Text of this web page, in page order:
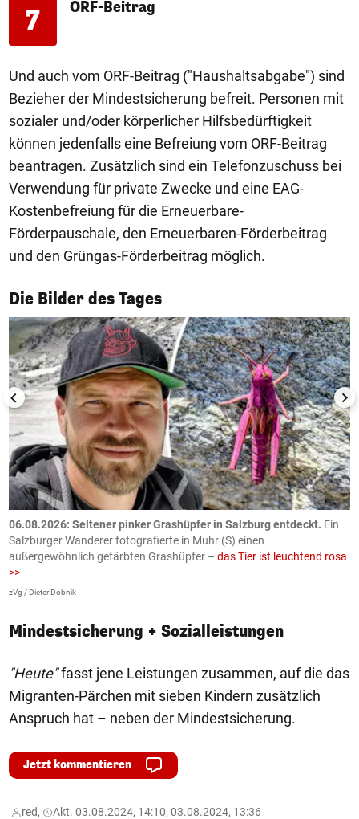
7 ORF-Beitrag
Und auch vom ORF-Beitrag ("Haushaltsabgabe") sind
Bezieher der Mindestsicherung befreit. Personen mit
sozialer und/oder körperlicher Hilfsbedürftigkeit
können jedenfalls eine Befreiung vom ORF-Beitrag
beantragen. Zusätzlich sind ein Telefonzuschuss bei
Verwendung für private Zwecke und eine EAG-
Kostenbefreiung für die Erneuerbare-
Förderpauschale, den Erneuerbaren-Förderbeitrag
und den Grüngas-Förderbeitrag möglich.
Die Bilder des Tages
1/50
06.08.2026: Seltener pinker Grashüpfer in Salzburg entdeckt. Ein
Salzburger Wanderer fotografierte in Muhr (S) einen
außergewöhnlich gefärbten Grashüpfer – das Tier ist leuchtend rosa
>>
zVg / Dieter Dobnik
Mindestsicherung + Sozialleistungen
"Heute"fasst jene Leistungen zusammen, auf die das
Migranten-Pärchen mit sieben Kindern zusätzlich
Anspruch hat – neben der Mindestsicherung.
Jetzt kommentieren
red, Akt. 03.08.2024, 14:10, 03.08.2024, 13:36